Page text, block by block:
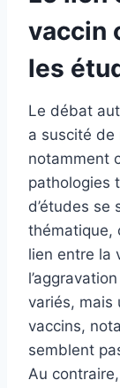
vaccin
les
Le débat
a suscité de
notamment
pathologies
d’études se
thématique,
lien entre la
variés, mais
vaccins,
semblent
Au